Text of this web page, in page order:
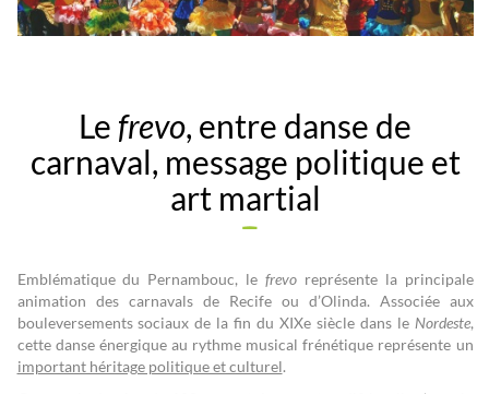
Le frevo, entre danse de
carnaval, message politique et
art martial
Emblématique du Pernambouc, le frevoreprésente la principale
animation des carnavals de Recife ou d’Olinda. Associée aux
bouleversements sociaux de la fin du XIXe siècle dans le Nordeste,
cette danse énergique au rythme musical frénétique représente un
important héritage politique et culturel.